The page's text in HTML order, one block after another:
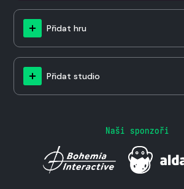
Přidat hru
Přidat studio
Naši sponzoři